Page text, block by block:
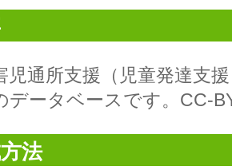
児通所支援（児童発達支
データベースです。CC-
法